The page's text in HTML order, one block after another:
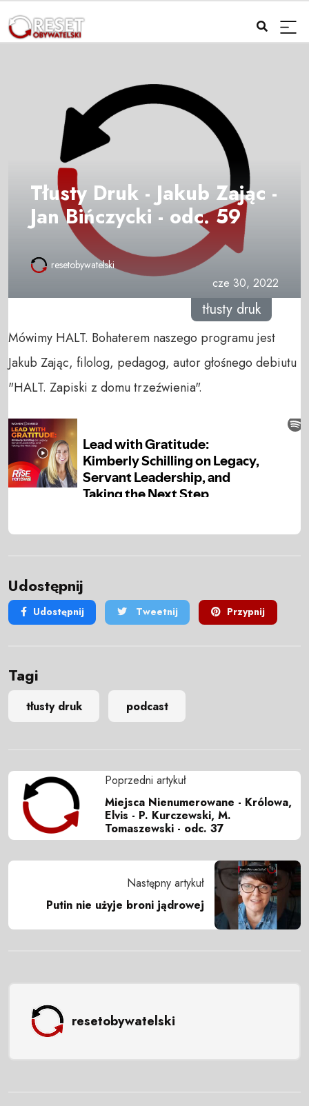
Tłusty Druk - Jakub Zając -
Jan Bińczycki - odc. 59
resetobywatelski
cze 30, 2022
tłusty druk
Mówimy HALT. Bohaterem naszego programu jest
Jakub Zając, filolog, pedagog, autor głośnego debiutu
"HALT. Zapiski z domu trzeźwienia".
Udostępnij
Udostępnij Tweetnij Przypnij
Tagi
tłusty druk podcast
Poprzedni artykuł
Miejsca Nienumerowane - Królowa,
Elvis - P. Kurczewski, M.
Tomaszewski - odc. 37
Następny artykuł
Putin nie użyje broni jądrowej
resetobywatelski